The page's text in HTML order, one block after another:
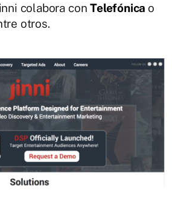
colabora conTelefónica o
otros.